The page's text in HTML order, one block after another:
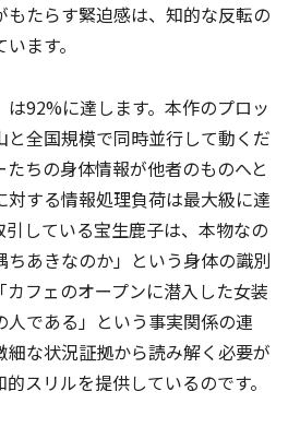
たらす緊迫感は、知的な反転の
ます。
92%に達します。本作のプロッ
と全国規模で同時並行して動くだ
ちの身体情報が他者のものへと
する情報処理負荷は最大級に達
引している宝生鹿子は、本物なの
あきなのか」という身体の識別
フェのオープンに潜入した女装
である」という事実関係の連
な状況証拠から読み解く必要が
スリルを提供しているのです。